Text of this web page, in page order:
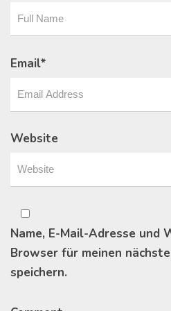
Email*
Website
Name, E-Mail-Adresse und
Browser für meinen
speichern.